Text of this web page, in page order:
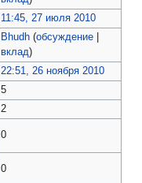
11:45, 27 июля 2010
Bhudh (обсуждение
вклад)
22:51, 26 ноября 2010
5
2
0
0